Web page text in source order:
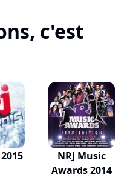
c'est
NRJ Music
Awards 2014